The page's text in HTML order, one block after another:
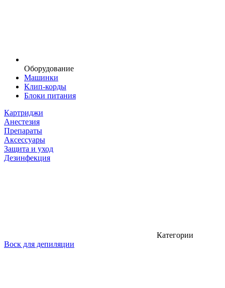
Оборудование
Машинки
Клип-корды
Блоки питания
Картриджи
Анестезия
Препараты
Аксессуары
Защита и уход
Дезинфекция
Категории
Воск для депиляции